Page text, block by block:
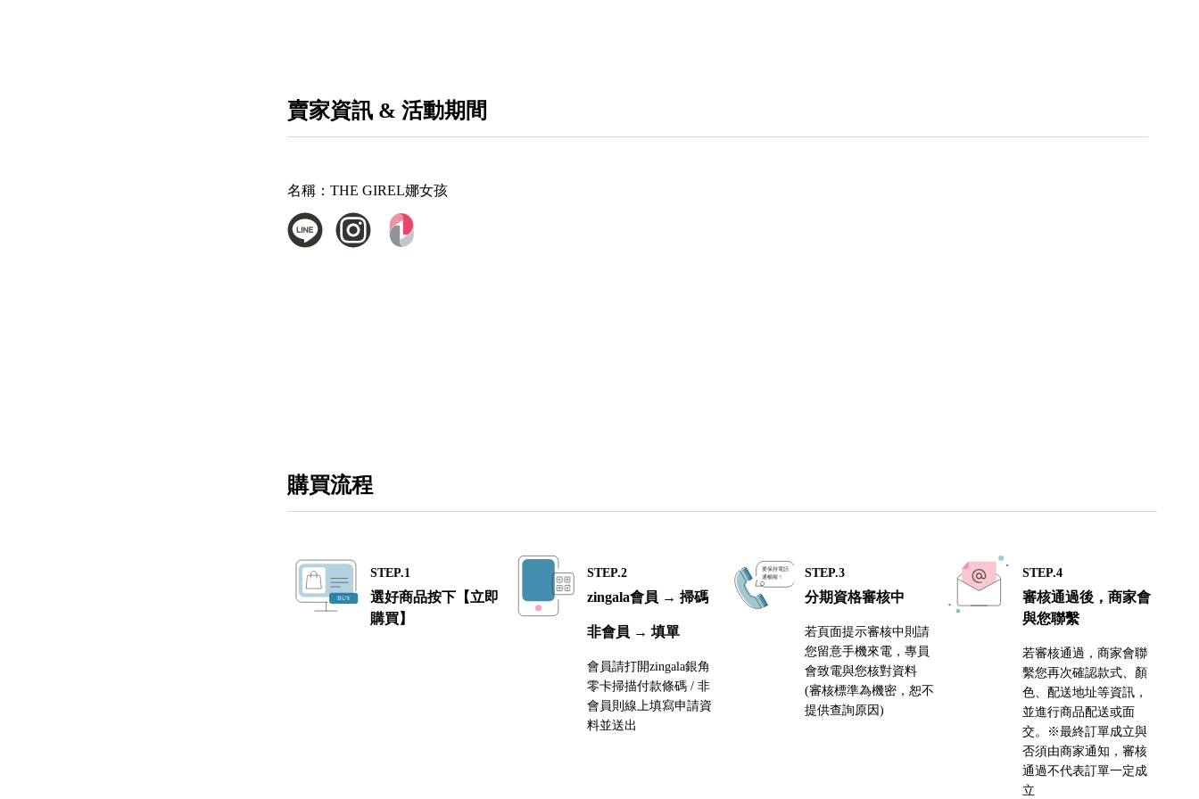
賣家資訊 & 活動期間
名稱： THE GIREL娜女孩
購買流程
STEP.1
選好商品按下【立即
購買】
STEP.2
zingala會員 → 掃碼
非會員 → 填單
會員請打開zingala銀角
零卡掃描付款條碼 / 非
會員則線上填寫申請資
料並送出
STEP.3
分期資格審核中
若頁面提示審核中則請
您留意手機來電，專員
會致電與您核對資料
(審核標準為機密，恕不
提供查詢原因)
STEP.4
審核通過後，商家會
與您聯繫
若審核通過，商家會聯
繫您再次確認款式、顏
色、配送地址等資訊，
並進行商品配送或面
交。※最終訂單成立與
否須由商家通知，審核
通過不代表訂單一定成
立